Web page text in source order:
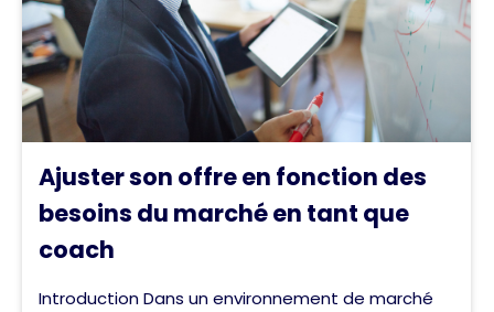
Ajuster son offre en fonction des
besoins du marché en tant que
coach
Introduction Dans un environnement de marché